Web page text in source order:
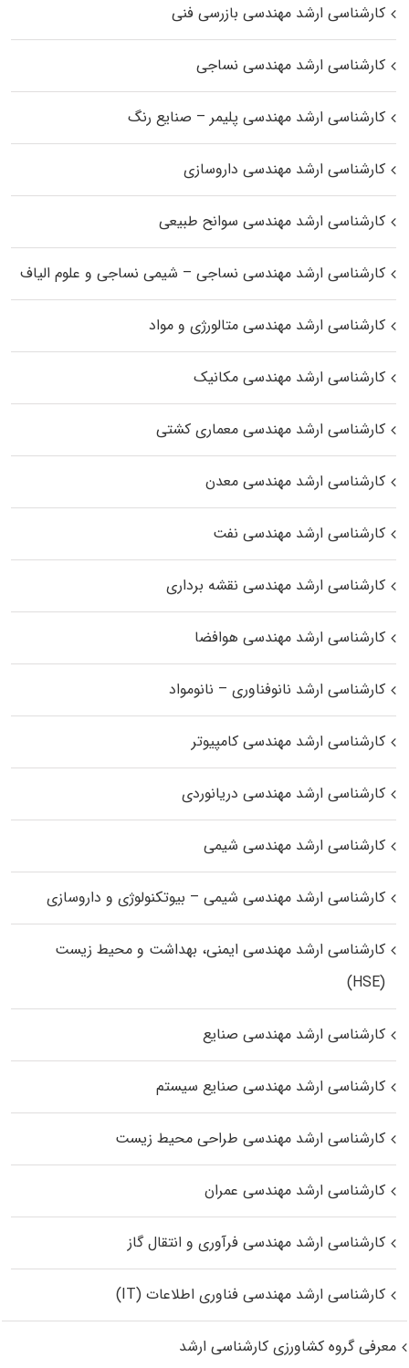
کارشناسی ارشد مهندسی بازرسی فنی
کارشناسی ارشد مهندسی نساجی
کارشناسی ارشد مهندسی پلیمر – صنایع رنگ
کارشناسی ارشد مهندسی داروسازی
کارشناسی ارشد مهندسی سوانح طبیعی
کارشناسی ارشد مهندسی نساجی – شیمی نساجی و علوم الیاف
کارشناسی ارشد مهندسی متالورژی و مواد
کارشناسی ارشد مهندسی مکانیک
کارشناسی ارشد مهندسی معماری کشتی
کارشناسی ارشد مهندسی معدن
کارشناسی ارشد مهندسی نفت
کارشناسی ارشد مهندسی نقشه برداری
کارشناسی ارشد مهندسی هوافضا
کارشناسی ارشد نانوفناوری – نانومواد
کارشناسی ارشد مهندسی کامپیوتر
کارشناسی ارشد مهندسی دریانوردی
کارشناسی ارشد مهندسی شیمی
کارشناسی ارشد مهندسی شیمی – بیوتکنولوژی و داروسازی
کارشناسی ارشد مهندسی ایمنی، بهداشت و محیط زیست
(HSE)
کارشناسی ارشد مهندسی صنایع
کارشناسی ارشد مهندسی صنایع سیستم
کارشناسی ارشد مهندسی طراحی محیط زیست
کارشناسی ارشد مهندسی عمران
کارشناسی ارشد مهندسی فرآوری و انتقال گاز
کارشناسی ارشد مهندسی فناوری اطلاعات (IT)
معرفی گروه کشاورزی کارشناسی ارشد